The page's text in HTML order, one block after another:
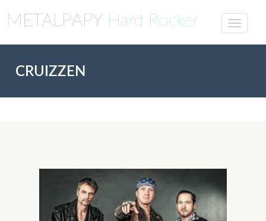
METALPAPY Hard Rocker
CRUIZZEN